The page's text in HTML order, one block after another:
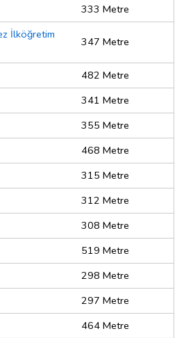
333 Metre
İlköğretim
347 Metre
482 Metre
341 Metre
355 Metre
468 Metre
315 Metre
312 Metre
308 Metre
519 Metre
298 Metre
297 Metre
464 Metre